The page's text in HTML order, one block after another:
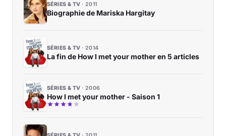
SÉRIES & TV 2011
Biographie de Mariska Hargitay
SÉRIES & TV 2014
La fin de How I met your mother en 5 articles
SÉRIES & TV 2006
How I met your mother - Saison 1